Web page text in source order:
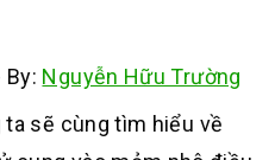
By: Nguyễn Hữu Trường
ta sẽ cùng tìm hiểu về